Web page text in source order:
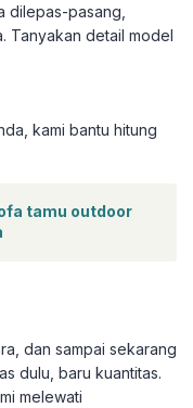
dilepas-pasang,
Tanyakan detail model
kami bantu hitung
tamu outdoor
dan sampai sekarang
dulu, baru kuantitas.
melewati